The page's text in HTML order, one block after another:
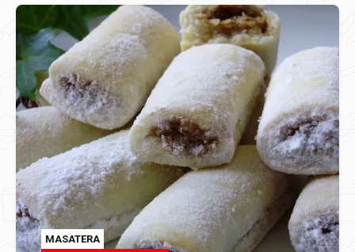
MASATERA